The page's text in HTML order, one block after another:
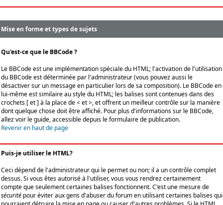
Mise en forme et types de sujets
Qu'est-ce que le BBCode ?
Le BBCode est une implémentation spéciale du HTML; l'activation de l'utilisation
du BBCode est déterminée par l'administrateur (vous pouvez aussi le
désactiver sur un message en particulier lors de sa composition). Le BBCode en
lui-même est similaire au style du HTML; les balises sont contenues dans des
crochets [ et ] à la place de < et >, et offrent un meilleur contrôle sur la manière
dont quelque chose doit être affiché. Pour plus d'informations sur le BBCode,
allez voir le guide, accessible depuis le formulaire de publication.
Revenir en haut de page
Puis-je utiliser le HTML?
Ceci dépend de l'administrateur qui le permet ou non; il a un contrôle complet
dessus. Si vous êtes autorisé à l'utiliser, vous vous rendrez certainement
compte que seulement certaines balises fonctionnent. C'est une mesure de
sécurité pour éviter aux gens d'abuser du forum en utilisant certaines balises qui